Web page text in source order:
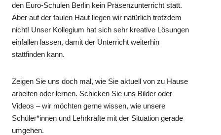
den Euro-Schulen Berlin kein Präsenzunterricht statt.
Aber auf der faulen Haut liegen wir natürlich trotzdem
nicht! Unser Kollegium hat sich sehr kreative Lösungen
einfallen lassen, damit der Unterricht weiterhin
stattfinden kann.
Zeigen Sie uns doch mal, wie Sie aktuell von zu Hause
arbeiten oder lernen. Schicken Sie uns Bilder oder
Videos – wir möchten gerne wissen, wie unsere
Schüler*innen und Lehrkräfte mit der Situation gerade
umgehen.